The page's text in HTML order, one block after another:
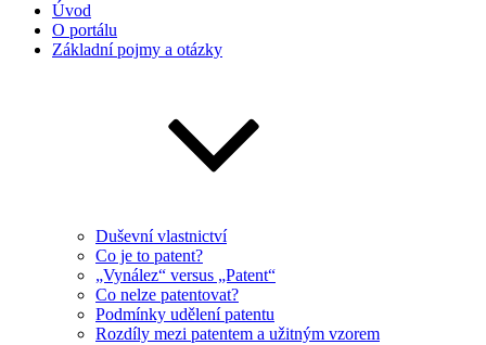
Úvod
O portálu
Základní pojmy a otázky
Duševní vlastnictví
Co je to patent?
„Vynález“ versus „Patent“
Co nelze patentovat?
Podmínky udělení patentu
Rozdíly mezi patentem a užitným vzorem